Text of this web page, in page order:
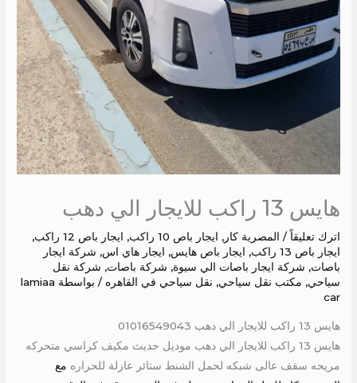
هايس 13 راكب للايجار الي دهب
اترك تعليقاً / المصرية كار, ايجار باص 10 راكب , ايجار باص 12 راكب
,
ايجار باص 13 راكب
, ايجار باص هايس, ايجار هاي اس, شركة ايجار
باصات, شركة ايجار باصات الي سيوة, شركة باصات, شركة نقل
سياحي, مكتب نقل سياحي, نقل سياحي في القاهره / بواسطة lamiaa
car
هايس 13 راكب للايجار الي دهب 01016549043
هايس 13 راكب للايجار الي دهب موديل حديث مكيف كراسي متحركه
مريحه سقف عالى شبكه لحمل الشنط ستائر عازلة للحراره مع